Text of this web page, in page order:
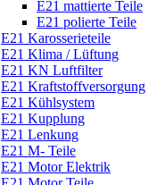
E21 mattierte Teile
E21 polierte Teile
E21 Karosserieteile
E21 Klima / Lüftung
E21 KN Luftfilter
E21 Kraftstoffversorgung
E21 Kühlsystem
E21 Kupplung
E21 Lenkung
E21 M- Teile
E21 Motor Elektrik